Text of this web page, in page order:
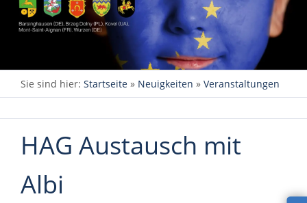
Sie sind hier: Startseite » Neuigkeiten » Veranstaltungen
HAG Austausch mit
Albi